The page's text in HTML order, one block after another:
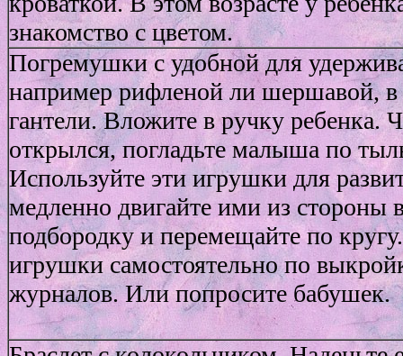
знакомство с цветом.
Погремушки с удобной для
например рифленой ли шершавой,
гантели. Вложите в ручку ребенка.
открылся, погладьте малыша по
Используйте эти игрушки для
медленно двигайте ими из стороны
подбородку и перемещайте по
игрушки самостоятельно по
журналов. Или попросите бабушек.